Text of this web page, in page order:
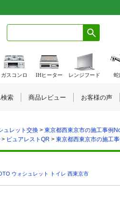
ュレット交換 > 東京都西東京市の施工事例
> ピュアレストQR > 東京都西東京市の施工
ウォシュレット トイレ 西東京市
ガスコンロ IHヒーター レンジフード 蛇
索 商品レビュー お客様の声